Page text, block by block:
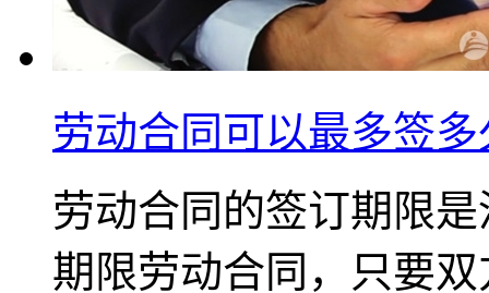
劳动合同可以最多签多
劳动合同的签订期限
期限劳动合同，只要